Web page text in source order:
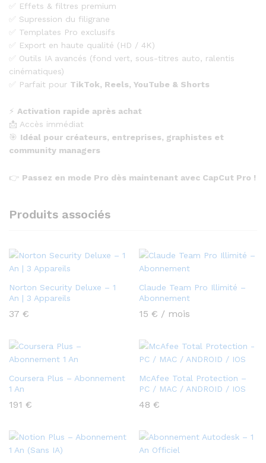
✅ Effets & filtres premium
✅ Supression du filigrane
✅ Templates Pro exclusifs
✅ Export en haute qualité (HD / 4K)
✅ Outils IA avancés (fond vert, sous-titres auto, ralentis
cinématiques)
✅ Parfait pour TikTok, Reels, YouTube & Shorts
⚡ Activation rapide après achat
📩 Accès immédiat
🎯 Idéal pour créateurs, entreprises, graphistes et
community managers
👉 Passez en mode Pro dès maintenant avec CapCut Pro !
Produits associés
Norton Security Deluxe – 1
An | 3 Appareils
37 €
Claude Team Pro Illimité –
Abonnement
15 € / mois
Coursera Plus – Abonnement
1 An
191 €
McAfee Total Protection –
PC / MAC / ANDROID / IOS
48 €